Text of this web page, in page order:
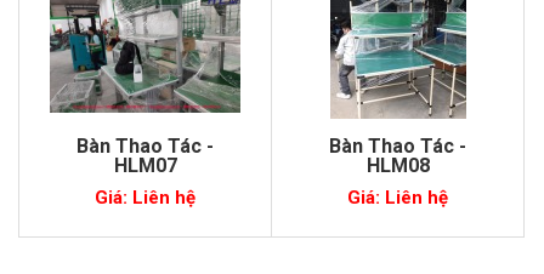
Bàn Thao Tác -
HLM07
Giá: Liên hệ
Bàn Thao Tác -
HLM08
Giá: Liên hệ